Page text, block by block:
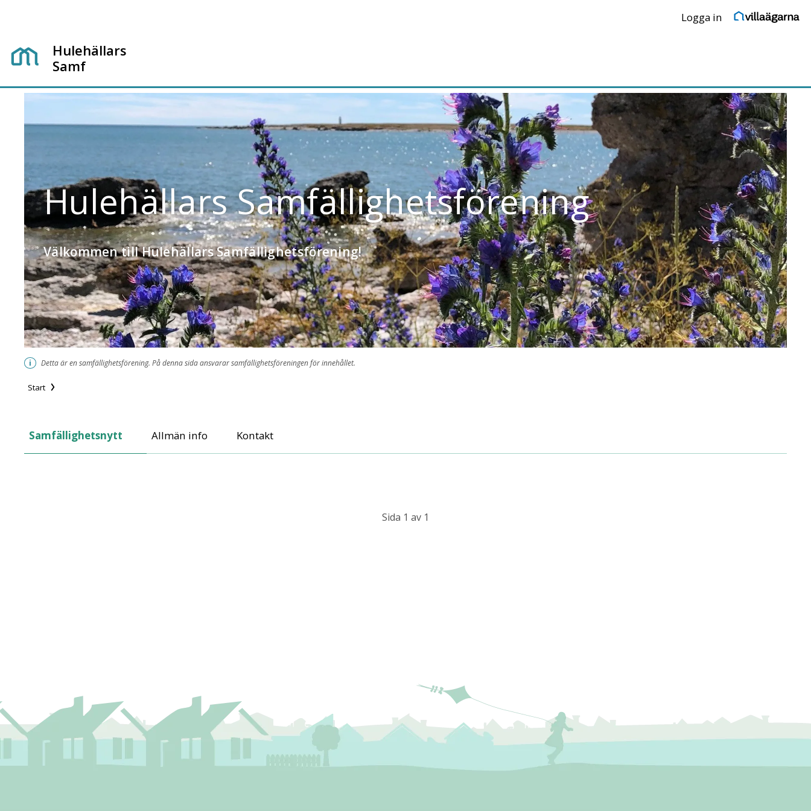
Logga in
Hulehällars
Samf
Hulehällars Samfällighetsförening
Välkommen till Hulehällars Samfällighetsförening!
i Detta är en samfällighetsförening. På denna sida ansvarar samfällighetsföreningen för innehållet.
Start
Samfällighetsnytt Allmän info Kontakt
Sida 1 av 1